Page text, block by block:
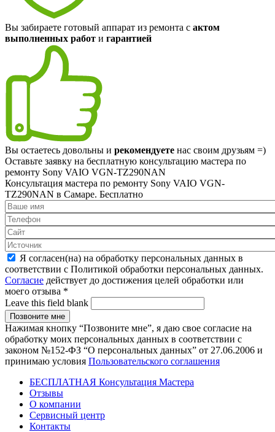
Вы забираете готовый аппарат из ремонта с актом
выполненных работ и гарантией
Вы остаетесь довольны и рекомендуете нас своим друзьям =)
Оставьте заявку на бесплатную консультацию мастера по
ремонту Sony VAIO VGN-TZ290NAN
Консультация мастера по ремонту Sony VAIO VGN-
TZ290NAN в Самаре. Бесплатно
Я согласен(на) на обработку персональных данных в
соответствии с Политикой обработки персональных данных.
Согласие действует до достижения целей обработки или
моего отзыва *
Leave this field blank
Нажимая кнопку “Позвоните мне”, я даю свое согласие на
обработку моих персональных данных в соответствии с
законом №152-ФЗ “О персональных данных” от 27.06.2006 и
принимаю условия Пользовательского соглашения
БЕСПЛАТНАЯ Консультация Мастера
Отзывы
О компании
Сервисный центр
Контакты